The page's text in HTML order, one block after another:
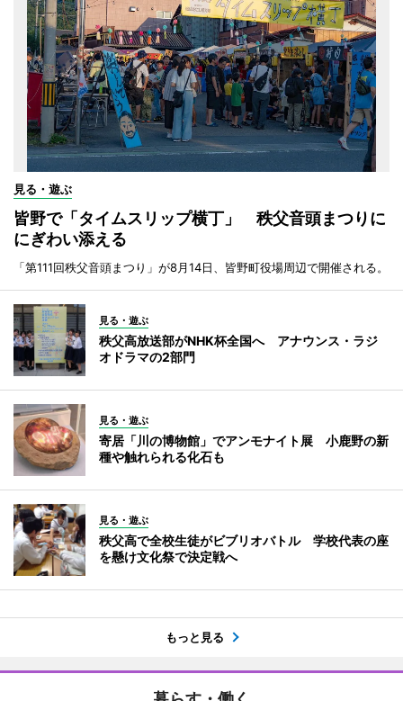
見る・遊ぶ
皆野で「タイムスリップ横丁」 秩父音頭まつりに
にぎわい添える
「第111回秩父音頭まつり」が8月14日、皆野町役場周辺で開催される。
見る・遊ぶ
秩父高放送部がNHK杯全国へ アナウンス・ラジ
オドラマの2部門
見る・遊ぶ
寄居「川の博物館」でアンモナイト展 小鹿野の新
種や触れられる化石も
見る・遊ぶ
秩父高で全校生徒がビブリオバトル 学校代表の座
を懸け文化祭で決定戦へ
もっと見る